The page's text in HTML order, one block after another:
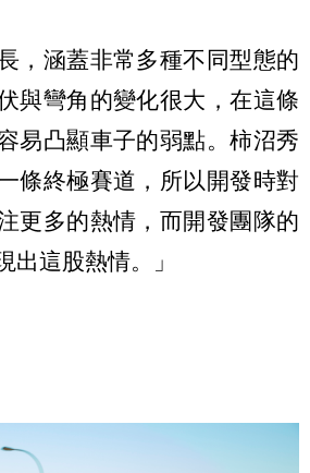
，涵蓋非常多種不同型態的
與彎角的變化很大，在這條
易凸顯車子的弱點。柿沼秀
條終極賽道，所以開發時對
更多的熱情，而開發團隊的
出這股熱情。」